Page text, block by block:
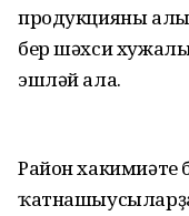
продукцияны
бер шәхси
эшләй ала.
Район